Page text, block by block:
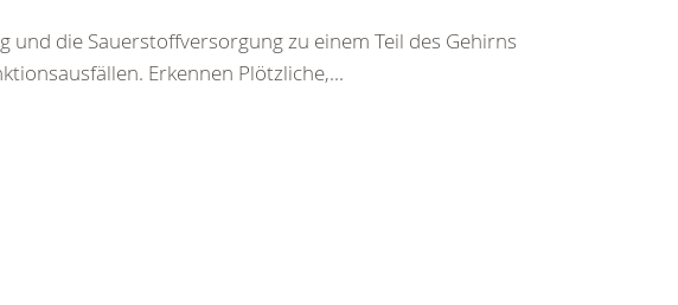
die Sauerstoffversorgung zu einem Teil des Gehirns
Erkennen Plötzliche,...